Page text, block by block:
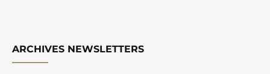
ARCHIVES NEWSLETTERS